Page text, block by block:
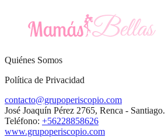
Quiénes Somos
Política de Privacidad
contacto@grupoperiscopio.com
José Joaquín Pérez 2765, Renca - Santiago.
Teléfono: +56228858626
www.grupoperiscopio.com